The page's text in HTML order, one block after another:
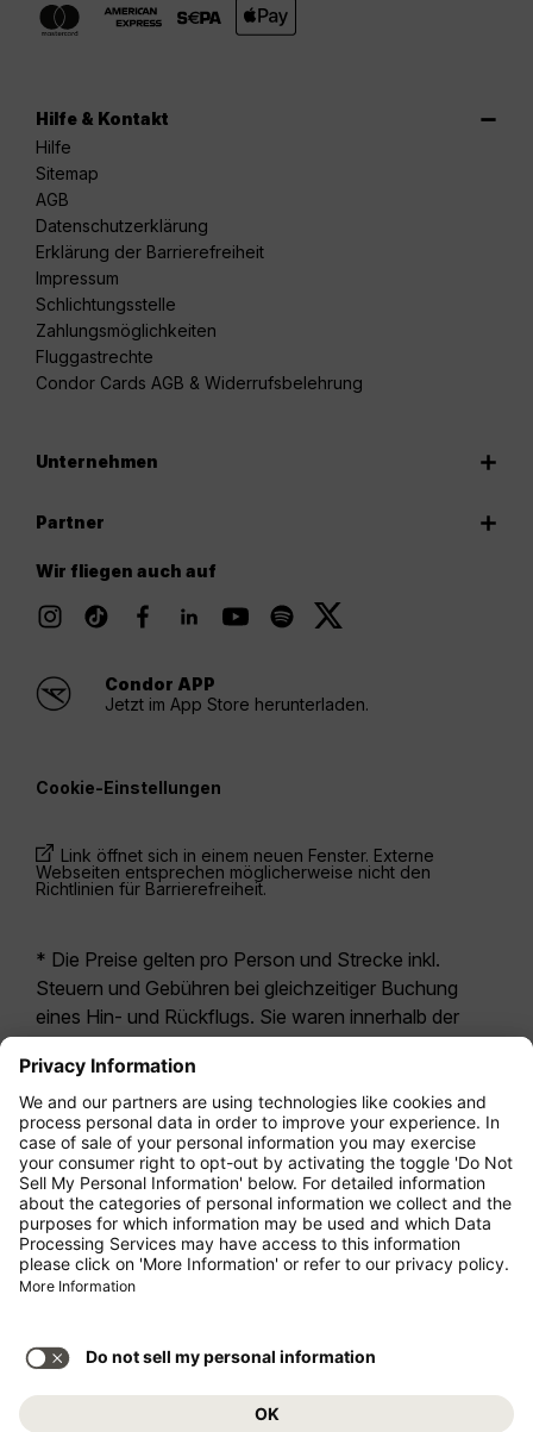
Hilfe & Kontakt
Hilfe
Sitemap
AGB
Datenschutzerklärung
Erklärung der Barrierefreiheit
Impressum
Schlichtungsstelle
Zahlungsmöglichkeiten
Fluggastrechte
Condor Cards AGB & Widerrufsbelehrung
Unternehmen
Partner
Wir fliegen auch auf
Condor APP
Jetzt im App Store herunterladen.
Cookie-Einstellungen
Link öffnet sich in einem neuen Fenster. Externe
Webseiten entsprechen möglicherweise nicht den
Richtlinien für Barrierefreiheit.
* Die Preise gelten pro Person und Strecke inkl.
Steuern und Gebühren bei gleichzeitiger Buchung
eines Hin- und Rückflugs. Sie waren innerhalb der
möglicherweise nicht mehr aktuell. Bei den für die
Economy Class angegebenen Tarifen handelt es
sich i.d.R. um Economy Zero, unsere restriktivste
Tarifoption. Es können hierfür zusätzliche Gebühren
fürAufgabegepäck oder für andere optionale
Leistungen anfallen. Es gelten dieAllgemeinen
Geschäftsbedingungen .